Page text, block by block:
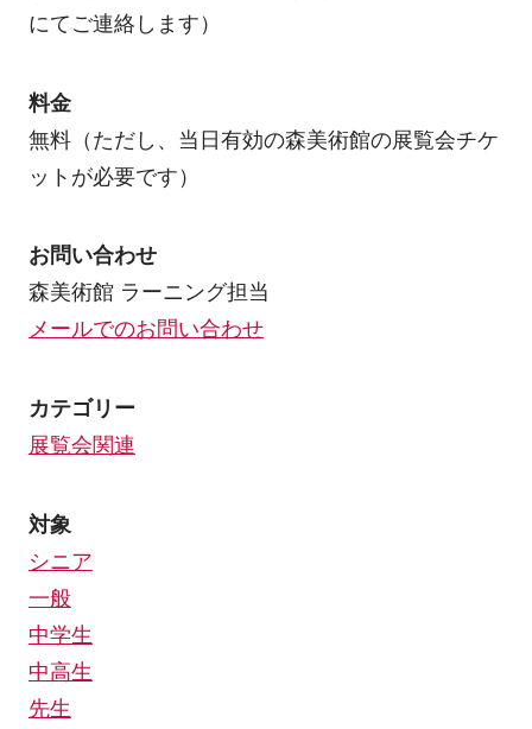
にてご連絡します）
料金
無料（ただし、当日有効の森美術館の展覧会チケ
ットが必要です）
お問い合わせ
森美術館 ラーニング担当
メールでのお問い合わせ
カテゴリー
展覧会関連
対象
シニア
一般
中学生
中高生
先生